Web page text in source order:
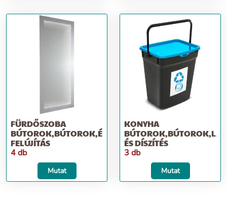
FÜRDŐSZOBA
BÚTOROK,BÚTOROK,ÉPÍTKEZÉS;
FELÚJÍTÁS
4 db
Mutat
KONYHA
ÉS DÍSZÍTÉS
3 db
Mutat